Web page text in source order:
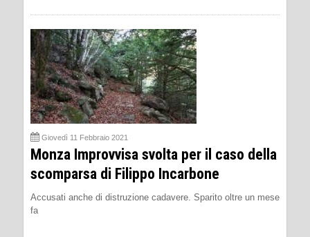
Giovedì 11 Febbraio 2021
Monza Improvvisa svolta per il caso della
scomparsa di Filippo Incarbone
Accusati anche di distruzione cadavere. Sparito oltre un mese
fa